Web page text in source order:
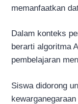
memanfaatkan
Dalam konteks
berarti algoritma
pembelajaran
Siswa didorong